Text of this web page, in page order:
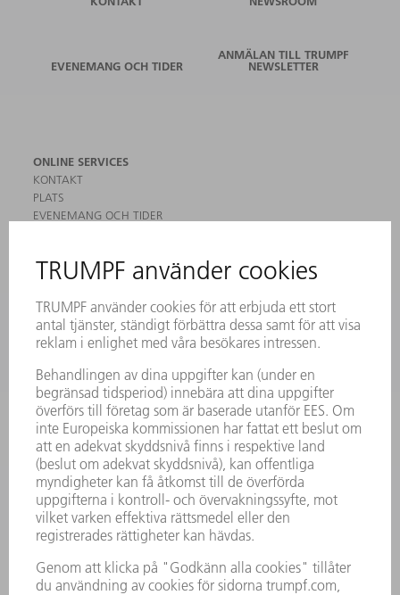
EVENEMANG OCH TIDER
ANMÄLAN TILL TRUMPF
NEWSLETTER
ONLINE SERVICES
KONTAKT
PLATS
EVENEMANG OCH TIDER
SÄKERHETSDATABLAD
MASKINER & SYSTEM
LASER
KRAFTELEKTRONIK
SMART FACTORY
MJUKVARA
SERVICES
TILLÄMPNINGAR
BRANSCHER
FÖRETAG
KARRIÄR
LEDIGA TJÄNSTER
FÖRETAGSPROFIL
STYRELSE
FÖRETAGSPRINCIPER
ÖVERENSSTÄMMELSE